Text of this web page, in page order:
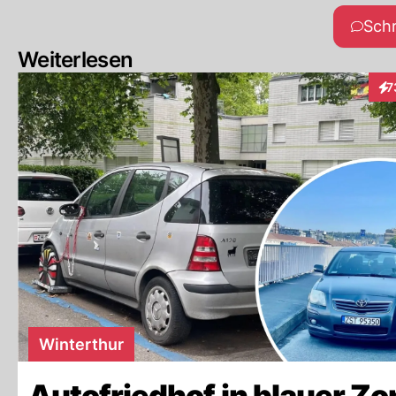
Weiterlesen
Winterthur